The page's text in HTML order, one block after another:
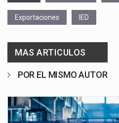
Exportaciones IED
MAS ARTICULOS
POR EL MISMO AUTOR